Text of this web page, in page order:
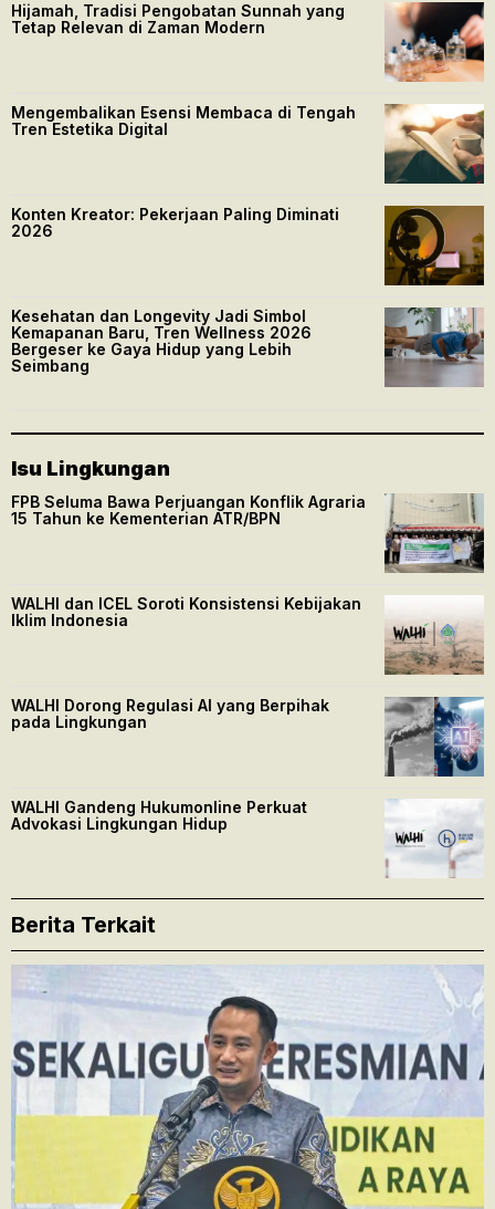
Hijamah, Tradisi Pengobatan Sunnah yang
Tetap Relevan di Zaman Modern
Mengembalikan Esensi Membaca di Tengah
Tren Estetika Digital
Konten Kreator: Pekerjaan Paling Diminati
2026
Kesehatan dan Longevity Jadi Simbol
Kemapanan Baru, Tren Wellness 2026
Bergeser ke Gaya Hidup yang Lebih
Seimbang
Isu Lingkungan
FPB Seluma Bawa Perjuangan Konflik Agraria
15 Tahun ke Kementerian ATR/BPN
WALHI dan ICEL Soroti Konsistensi Kebijakan
Iklim Indonesia
WALHI Dorong Regulasi AI yang Berpihak
pada Lingkungan
WALHI Gandeng Hukumonline Perkuat
Advokasi Lingkungan Hidup
Berita Terkait